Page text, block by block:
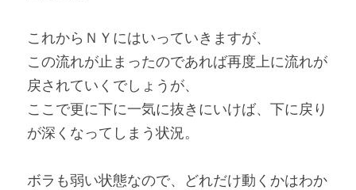
これからＮＹにはいっていきますが、
この流れが止まったのであれば再度上に流れが
戻されていくでしょうが、
ここで更に下に一気に抜きにいけば、下に戻り
が深くなってしまう状況。
ボラも弱い状態なので、どれだけ動くかはわか